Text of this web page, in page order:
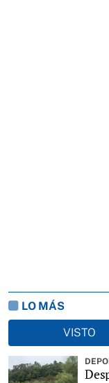
LO MÁS
VISTO